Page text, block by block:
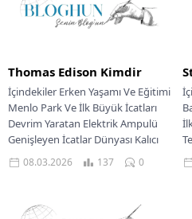
Thomas Edison Kimdir
İçindekiler Erken Yaşamı Ve Eğitimi
Menlo Park Ve İlk Büyük İcatları
Devrim Yaratan Elektrik Ampulü
Genişleyen İcatlar Dünyası Kalıcı
Miras...08.03.2026 137 0